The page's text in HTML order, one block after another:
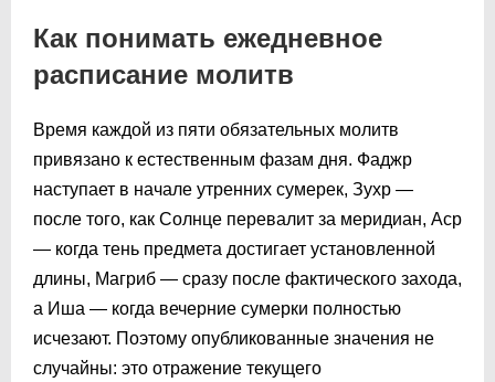
Как понимать ежедневное
расписание молитв
Время каждой из пяти обязательных молитв
привязано к естественным фазам дня. Фаджр
наступает в начале утренних сумерек, Зухр —
после того, как Солнце перевалит за меридиан, Аср
— когда тень предмета достигает установленной
длины, Магриб — сразу после фактического захода,
а Иша — когда вечерние сумерки полностью
исчезают. Поэтому опубликованные значения не
случайны: это отражение текущего